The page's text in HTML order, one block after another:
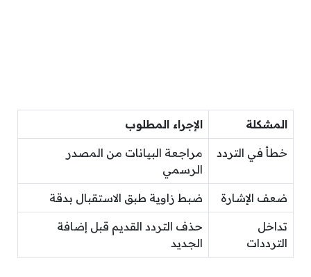
المشكلة الإجراء المطلوب
خطأ في التردد
مراجعة البيانات من المصدر
الرسمي
ضعف الإشارة ضبط زاوية طبق الاستقبال بدقة
تداخل
الترددات
حذف التردد القديم قبل إضافة
الجديد